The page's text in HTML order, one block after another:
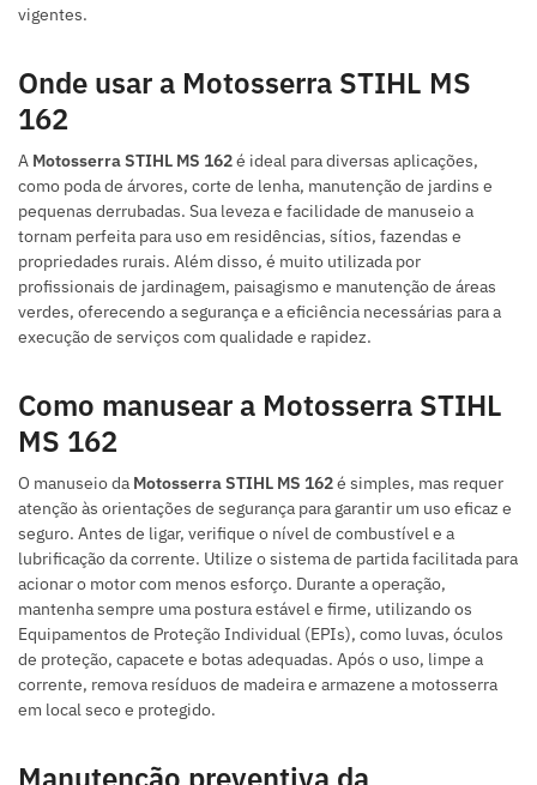
vigentes.
Onde usar a Motosserra STIHL MS
162
A Motosserra STIHL MS 162é ideal para diversas aplicações,
como poda de árvores, corte de lenha, manutenção de jardins e
pequenas derrubadas. Sua leveza e facilidade de manuseio a
tornam perfeita para uso em residências, sítios, fazendas e
propriedades rurais. Além disso, é muito utilizada por
profissionais de jardinagem, paisagismo e manutenção de áreas
verdes, oferecendo a segurança e a eficiência necessárias para a
execução de serviços com qualidade e rapidez.
Como manusear a Motosserra STIHL
MS 162
O manuseio da Motosserra STIHL MS 162é simples, mas requer
atenção às orientações de segurança para garantir um uso eficaz e
seguro. Antes de ligar, verifique o nível de combustível e a
lubrificação da corrente. Utilize o sistema de partida facilitada para
acionar o motor com menos esforço. Durante a operação,
mantenha sempre uma postura estável e firme, utilizando os
Equipamentos de Proteção Individual (EPIs), como luvas, óculos
de proteção, capacete e botas adequadas. Após o uso, limpe a
corrente, remova resíduos de madeira e armazene a motosserra
em local seco e protegido.